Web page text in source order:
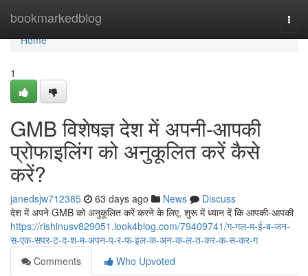
bookmarkedblog
Home
Home
1
GMB विशेषज्ञ देश में अपनी-आपकी
प्रोफाइलिंग को अनुकूलित करें कैसे
करें?
janedsjw712385 63 days ago News
Discuss
देश में अपने GMB को अनुकूलित करें करने के लिए, शुरू में ध्यान दें कि आपकी-आपकी
https://rishinusv829051.look4blog.com/79409741/ग-गल-म-ई-ब-जन-
स-एक-सपर-ट-द-श-म-अपन-प-र-फ-इल-क-अन-क-ल-त-कर-क-स-कर-ग
Comments
Who Upvoted